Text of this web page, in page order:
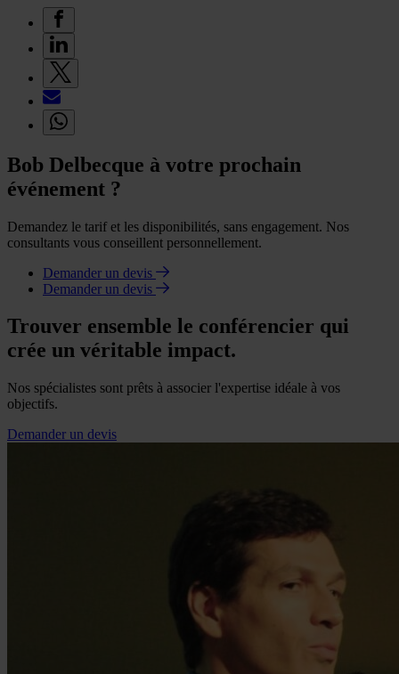
Bob Delbecque à votre prochain
événement ?
Demandez le tarif et les disponibilités, sans engagement. Nos
consultants vous conseillent personnellement.
Demander un devis
Demander un devis
Trouver ensemble le conférencier qui
crée un véritable impact.
Nos spécialistes sont prêts à associer l'expertise idéale à vos
objectifs.
Demander un devis